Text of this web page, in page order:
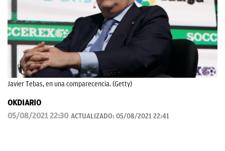
Javier Tebas, en una comparecencia. (Getty)
OKDIARIO
05/08/2021 22:30 ACTUALIZADO: 05/08/2021 22:41